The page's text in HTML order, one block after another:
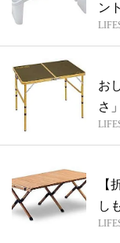
ン
お
さ
【
し